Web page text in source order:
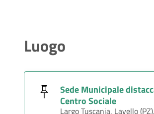
Luogo
Sede Municipale
Centro Sociale
Largo Tuscania, Lavello (PZ),